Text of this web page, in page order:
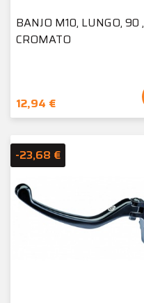
BANJO M10, LUNGO, 90 ,
CROMATO
12,94 €
-23,68 €